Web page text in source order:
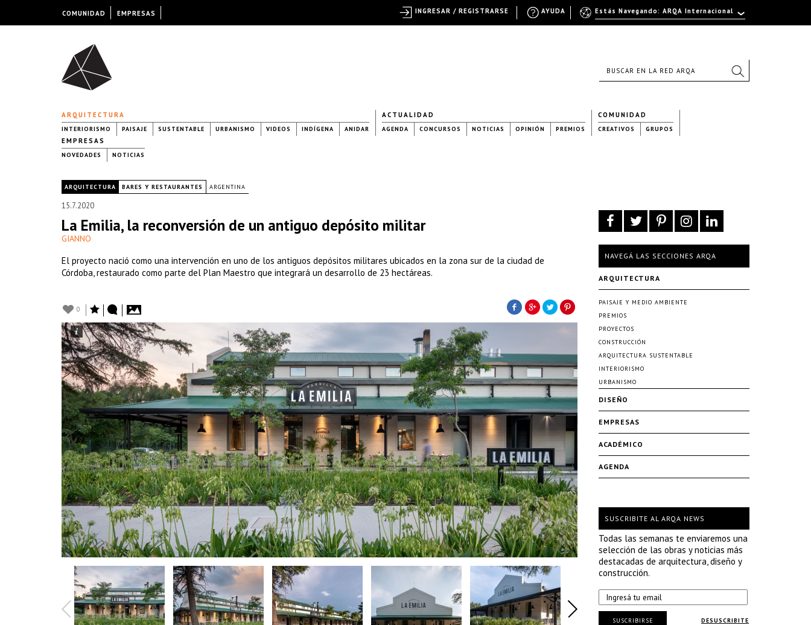
ARQUITECTURA
INTERIORISMO PAISAJE SUSTENTABLE URBANISMO VIDEOS INDÍGENA ANIDAR
ACTUALIDAD
AGENDA CONCURSOS NOTICIAS OPINIÓN PREMIOS
COMUNIDAD
CREATIVOS GRUPOS
EMPRESAS
NOVEDADES NOTICIAS
ARQUITECTURA BARES Y RESTAURANTES ARGENTINA
15.7.2020
La Emilia, la reconversión de un antiguo depósito militar
GIANNO
El proyecto nació como una intervención en uno de los antiguos depósitos militares ubicados en la zona sur de la ciudad de
Córdoba, restaurado como parte del Plan Maestro que integrará un desarrollo de 23 hectáreas.
0
NAVEGÁ LAS SECCIONES ARQA
ARQUITECTURA
PAISAJE Y MEDIO AMBIENTE
PREMIOS
PROYECTOS
CONSTRUCCIÓN
ARQUITECTURA SUSTENTABLE
INTERIORISMO
URBANISMO
DISEÑO
EMPRESAS
ACADÉMICO
AGENDA
SUSCRIBITE AL ARQA NEWS
Todas las semanas te enviaremos una
selección de las obras y noticias más
destacadas de arquitectura, diseño y
construcción.
DESUSCRIBITE
SUSCRIBIRSE
COMUNIDAD EMPRESAS Estás Navegando: ARQA Internacional
AYUDA
INGRESAR / REGISTRARSE